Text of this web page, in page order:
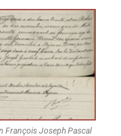
François Joseph Pascal